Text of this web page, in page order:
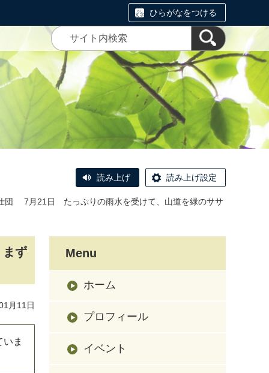
ひらがなをつける
読み上げ 読み上げ設定
団 7月21日 たっぷりの雨水を受けて、山道を緑のササ
ず
月11日
い ま
Menu
ホーム
プロフィール
イベント